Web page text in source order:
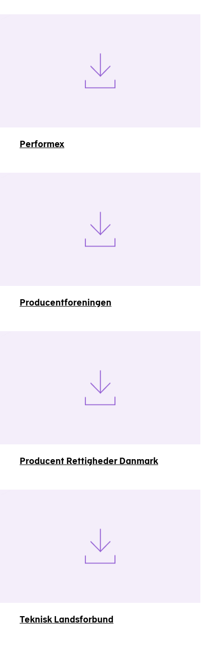
Performex
Producentforeningen
Producent Rettigheder Danmark
Teknisk Landsforbund